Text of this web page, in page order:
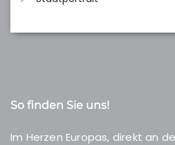
So finden Sie uns!
Im Herzen Europas, direkt an